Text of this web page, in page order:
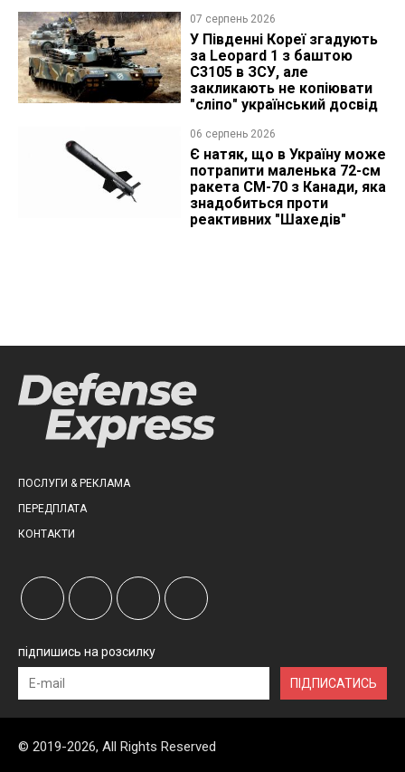
07 серпень 2026
У Південні Кореї згадують
за Leopard 1 з баштою
C3105 в ЗСУ, але
закликають не копіювати
"сліпо" український досвід
06 серпень 2026
Є натяк, що в Україну може
потрапити маленька 72-см
ракета CM-70 з Канади, яка
знадобиться проти
реактивних "Шахедів"
ПОСЛУГИ & РЕКЛАМА
ПЕРЕДПЛАТА
КОНТАКТИ
підпишись на розсилку
ПІДПИСАТИСЬ
© 2019-2026, All Rights Reserved